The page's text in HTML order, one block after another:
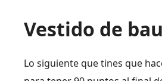
Vestido de
Lo siguiente que tines que